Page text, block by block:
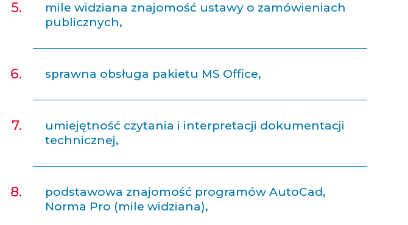
mile widziana znajomość ustawy o zamówieniach
publicznych,
sprawna obsługa pakietu MS Office,
umiejętność czytania i interpretacji dokumentacji
technicznej,
podstawowa znajomość programów AutoCad,
Norma Pro (mile widziana),